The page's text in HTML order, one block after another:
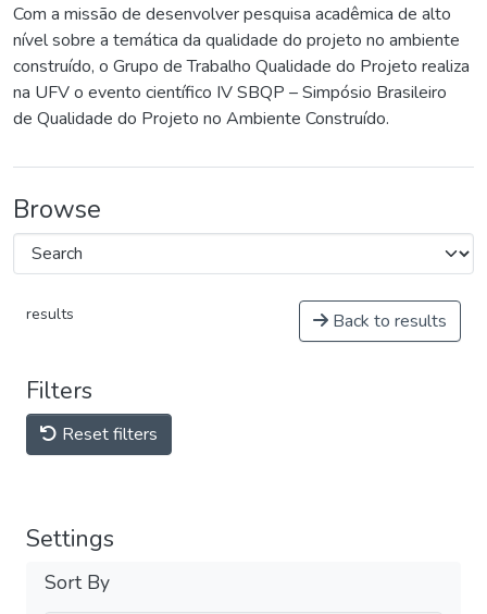
Com a missão de desenvolver pesquisa acadêmica de alto
nível sobre a temática da qualidade do projeto no ambiente
construído, o Grupo de Trabalho Qualidade do Projeto realiza
na UFV o evento científico IV SBQP – Simpósio Brasileiro
de Qualidade do Projeto no Ambiente Construído.
Browse
results Back to results
Filters
Reset filters
Settings
Sort By